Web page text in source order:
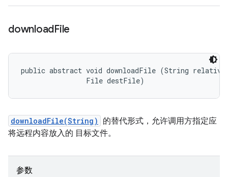
downloadFile
public abstract void downloadFile (String
                File destFile)
downloadFile(String)
的替代形式，允许调用方指定应
将远程内容放入的 目标文件。
参数